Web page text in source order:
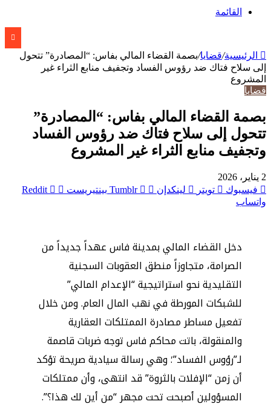
القائمة
الرئيسية/قضايا/بصمة القضاء المالي بفاس: “المصادرة” تتحول
إلى سلاح فتاك ضد رؤوس الفساد وتجفيف منابع الثراء غير
المشروع
قضايا
بصمة القضاء المالي بفاس: “المصادرة”
تتحول إلى سلاح فتاك ضد رؤوس الفساد
وتجفيف منابع الثراء غير المشروع
2 يناير، 2026
فيسبوك
تويتر لينكدإن بينتيريست
واتساب
دخل القضاء المالي بمدينة فاس عهداً جديداً من
الصرامة، متجاوزاً منطق العقوبات السجنية
التقليدية نحو استراتيجية “الإعدام المالي”
للشبكات المورطة في نهب المال العام. ومن خلال
تفعيل مساطر مصادرة الممتلكات العقارية
والمنقولة، باتت محاكم فاس توجه ضربات قاصمة
لـ”رؤوس الفساد”؛ وهي رسالة سيادية صريحة تؤكد
أن زمن “الإفلات بالثروة” قد انتهى، وأن ممتلكات
المسؤولين أصبحت تحت مجهر “من أين لك هذا؟”.